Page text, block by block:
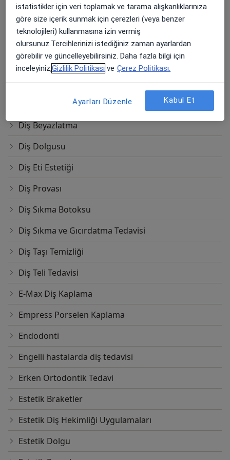
Dental X-Ray
Diastema Kapama
Dijital Diş Hekimliği
Direkt ve İndirekt Kompozit Lamina
Diş Beyazlatma
Diş Dolgusu
Diş Eti Estetiği
Diş Provası
Diş Sıkma Botoksu
Diş Sıkma ve Gıcırdatma Tedavisi
Diş Taşı Temizliği
Diş Teli Tedavisi
E-Max Diş Kaplama
Empress Porselen Kaplama
Endodonti
Engelli hastalarda diş tedavisi
Erken Ortodontik Tedavi
Estetik Braketler
Estetik Diş Hekimliği Uygulamaları
Estetik Dolgu
istatistikler için veri toplamak ve tarama alışkanlıklarınıza
göre size içerik sunmak için çerezleri (veya benzer
teknolojileri) kullanmasına izin vermiş
olursunuz.Tercihlerinizi istediğiniz zaman ayarlardan
görebilir ve güncelleyebilirsiniz. Daha fazla bilgi için
inceleyiniz,Gizlilik Politikası ve Çerez Politikası.
Ayarları Düzenle Kabul Et